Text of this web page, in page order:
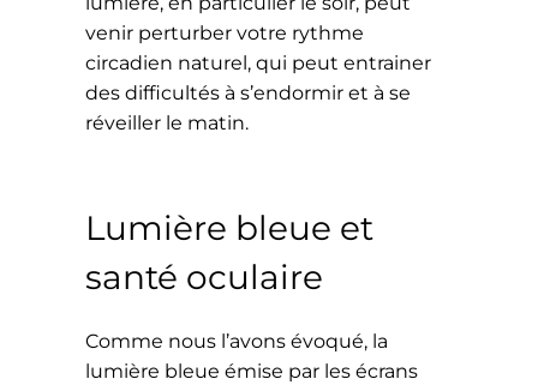
venir perturber votre rythme
circadien naturel, qui peut entrainer
des difficultés à s’endormir et à se
réveiller le matin.
Lumière bleue et
santé oculaire
Comme nous l’avons évoqué, la
lumière bleue émise par les écrans